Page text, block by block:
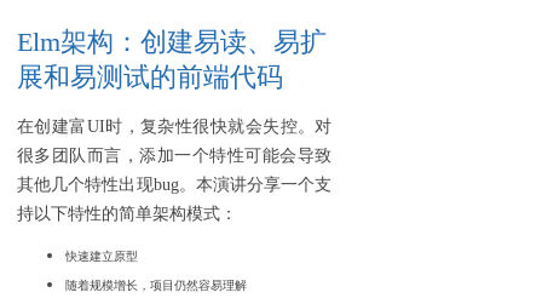
Elm架构：创建易读、易扩
展和易测试的前端代码
在创建富UI时，复杂性很快就会失控。对
很多团队而言，添加一个特性可能会导致
其他几个特性出现bug。本演讲分享一个支
持以下特性的简单架构模式：
快速建立原型
随着规模增长，项目仍然容易理解